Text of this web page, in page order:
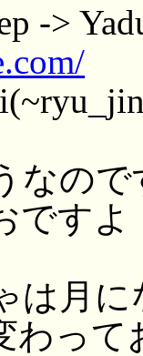
->
なので
ですよ
は月
わっ